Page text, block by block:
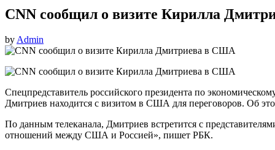
CNN сообщил о визите Кирилла
byAdmin
Спецпредставитель российского президента по
Дмитриев находится с визитом в США для переговоров. Об
По данным телеканала, Дмитриев встретится с
отношений между США и Россией», пишет РБК.